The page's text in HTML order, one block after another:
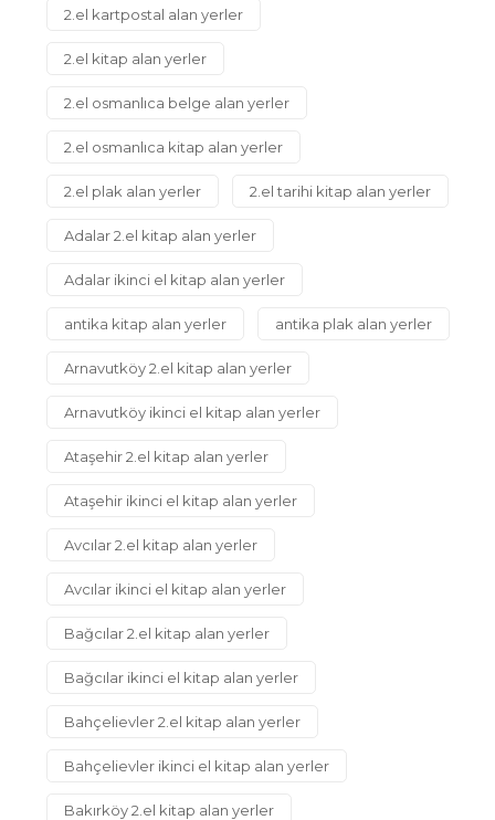
2.el kartpostal alan yerler
2.el kitap alan yerler
2.el osmanlıca belge alan yerler
2.el osmanlıca kitap alan yerler
2.el plak alan yerler 2.el tarihi kitap alan yerler
Adalar 2.el kitap alan yerler
Adalar ikinci el kitap alan yerler
antika kitap alan yerler antika plak alan yerler
Arnavutköy 2.el kitap alan yerler
Arnavutköy ikinci el kitap alan yerler
Ataşehir 2.el kitap alan yerler
Ataşehir ikinci el kitap alan yerler
Avcılar 2.el kitap alan yerler
Avcılar ikinci el kitap alan yerler
Bağcılar 2.el kitap alan yerler
Bağcılar ikinci el kitap alan yerler
Bahçelievler 2.el kitap alan yerler
Bahçelievler ikinci el kitap alan yerler
Bakırköy 2.el kitap alan yerler